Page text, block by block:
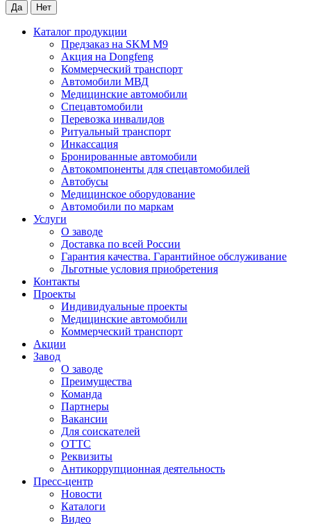
Да Нет
Каталог продукции
Предзаказ на SKM M9
Акция на Dongfeng
Коммерческий транспорт
Автомобили МВД
Медицинские автомобили
Спецавтомобили
Перевозка инвалидов
Ритуальный транспорт
Инкассация
Бронированные автомобили
Автокомпоненты для спецавтомобилей
Автобусы
Медицинское оборудование
Автомобили по маркам
Услуги
О заводе
Доставка по всей России
Гарантия качества. Гарантийное обслуживание
Льготные условия приобретения
Контакты
Проекты
Индивидуальные проекты
Медицинские автомобили
Коммерческий транспорт
Акции
Завод
О заводе
Преимущества
Команда
Партнеры
Вакансии
Для соискателей
ОТТС
Реквизиты
Антикоррупционная деятельность
Пресс-центр
Новости
Каталоги
Видео